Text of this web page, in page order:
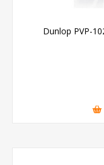
Dunlop PVP-